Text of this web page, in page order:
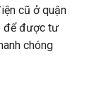
cũ ở quận
để được tư
chóng